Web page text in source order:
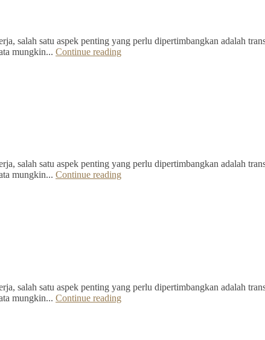
salah satu aspek penting yang perlu dipertimbangkan adalah
mungkin... Continue reading
salah satu aspek penting yang perlu dipertimbangkan adalah
mungkin... Continue reading
salah satu aspek penting yang perlu dipertimbangkan adalah
mungkin... Continue reading